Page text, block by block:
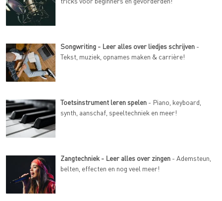
Songwriting - Leer alles over liedjes schrijven -
Tekst, muziek, opnames maken & carrière!
Toetsinstrument leren spelen - Piano, keyboard,
synth, aanschaf, speeltechniek en meer!
Zangtechniek - Leer alles over zingen - Ademsteun,
belten, effecten en nog veel meer!